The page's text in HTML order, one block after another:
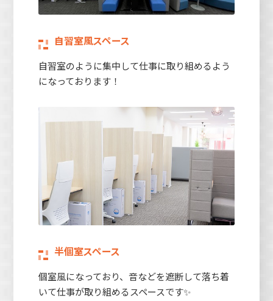
自習室風スペース
自習室のように集中して仕事に取り組めるよう
になっております！
半個室スペース
個室風になっており、音などを遮断して落ち着
いて仕事が取り組めるスペースです✨